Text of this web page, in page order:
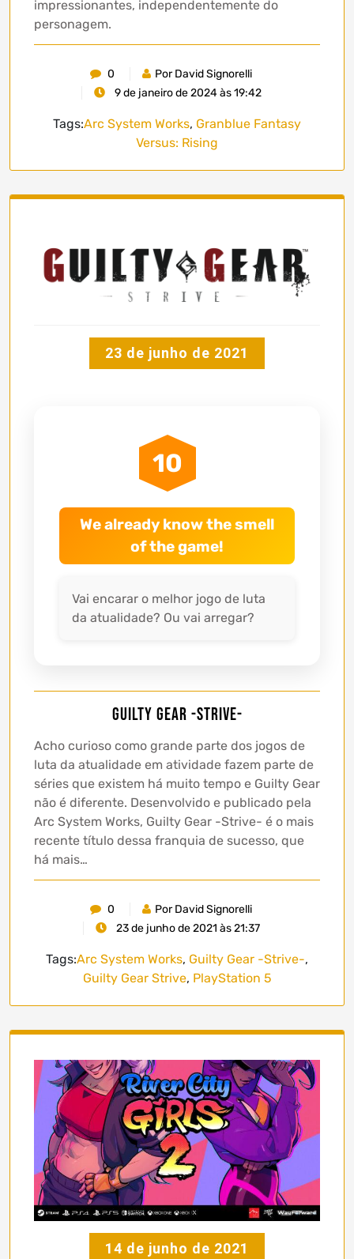
impressionantes, independentemente do
personagem.
0
Por David Signorelli
9 de janeiro de 2024 às 19:42
Tags:Arc System Works, Granblue Fantasy
Versus: Rising
23 de junho de 2021
10
We already know the smell
of the game!
Vai encarar o melhor jogo de luta
da atualidade? Ou vai arregar?
Guilty Gear -Strive-
Acho curioso como grande parte dos jogos de
luta da atualidade em atividade fazem parte de
séries que existem há muito tempo e Guilty Gear
não é diferente. Desenvolvido e publicado pela
Arc System Works, Guilty Gear -Strive- é o mais
recente título dessa franquia de sucesso, que
há mais…
0
Por David Signorelli
23 de junho de 2021 às 21:37
Tags:Arc System Works, Guilty Gear -Strive-,
Guilty Gear Strive, PlayStation 5
14 de junho de 2021